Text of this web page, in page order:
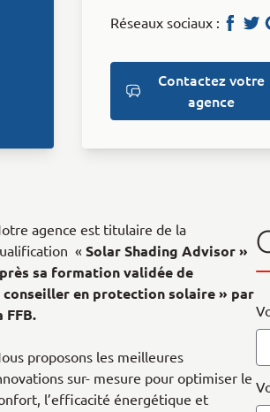
Réseaux sociaux :
Contactez votre
agence
agence est titulaire de la
« Solar Shading Advisor »
sa formation validée de
conseiller en protection solaire » par
FFB.
proposons les meilleures
sur- mesure pour optimiser le
l’efficacité énergétique et